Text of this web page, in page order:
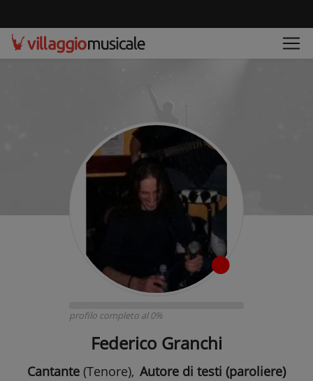
profilo completo al 0%
Federico Granchi
Cantante (Tenore), Autore di testi (paroliere)